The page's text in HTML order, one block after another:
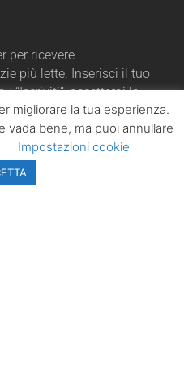
per ricevere
più lette. Inserisci il tuo
“Iscriviti”, accetterai la
Policy.
migliorare la tua esperienza.
vada bene, ma puoi annullare
Impostazioni cookie